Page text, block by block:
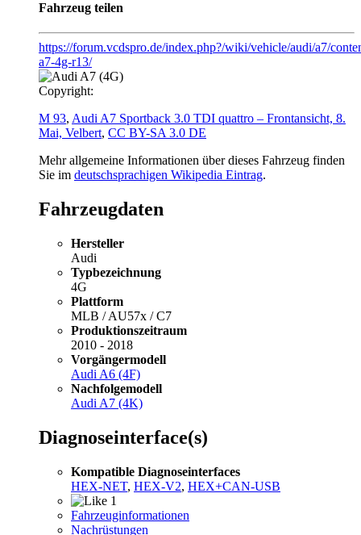
Fahrzeug teilen
https://forum.vcdspro.de/index.php?/wiki/vehicle/audi/a7/
a7-4g-r13/
Copyright:
M 93, Audi A7 Sportback 3.0 TDI quattro – Frontansicht, 8.
Mai, Velbert, CC BY-SA 3.0 DE
Mehr allgemeine Informationen über dieses Fahrzeug finden
Sie im deutschsprachigen Wikipedia Eintrag.
Fahrzeugdaten
Hersteller
Audi
Typbezeichnung
4G
Plattform
MLB / AU57x / C7
Produktionszeitraum
2010 - 2018
Vorgängermodell
Audi A6 (4F)
Nachfolgemodell
Audi A7 (4K)
Diagnoseinterface(s)
Kompatible Diagnoseinterfaces
HEX-NET, HEX-V2, HEX+CAN-USB
1
Fahrzeuginformationen
Nachrüstungen